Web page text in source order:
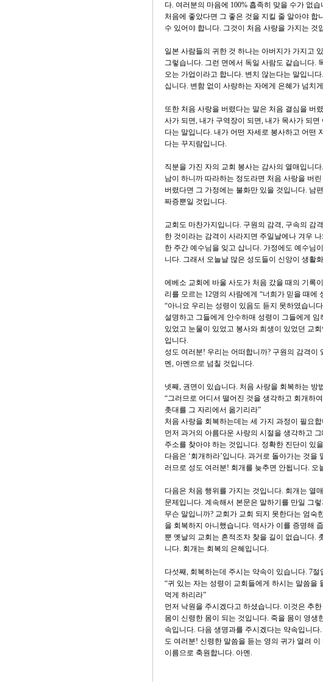
다. 여러분의 마음에 100% 흡족히 맞을 수가 없
처음에 좋았다면 그 좋은 것을 지킬 줄 알아야 합
수 있어야 합니다. 그것이 처음 사랑을 가지는 것
일본 사람들의 귀한 것 하나는 아버지가 가지고
그렇습니다. 그런 면에서 독일 사람도 같습니다.
오는 가업이라고 합니다. 변치 않는다는 말입니
십니다. 변함 없이 사랑하는 자에게 은혜가 넘치
또한 처음 사랑을 버렸다는 말은 처음 결심을 버
사가 되면, 내가 구역장이 되면, 내가 목사가 되
다는 말입니다. 내가 어떤 자세로 봉사하고 어떤
다는 꾸지람입니다.
직분을 가진 자의 교회 봉사는 감사의 열매입니
남이 하니까 따라하는 정도라면 처음 사랑을 버
버렸다면 그 가정에는 불화만 있을 것입니다. 남
짜증뿐일 것입니다.
교회도 마찬가지입니다. 구원의 감격, 구속의 감
한 것이라는 감격이 사라지면 주일날에나 겨우
한 주간 예수님을 잊고 삽니다. 가정에도 예수님
니다. 그래서 오늘날 많은 성도들이 신앙이 생활
에베소 교회에 바울 사도가 처음 갔을 때의 기록
리를 모르는 12명의 사람에게 “너희가 믿을 때에
“아니요 우리는 성령이 있음도 듣지 못하였습니
설명하고 그들에게 안수하매 성령이 그들에게
있었고 눈물이 있었고 봉사와 희생이 있었던 교
입니다.
성도 여러분! 우리는 어떠합니까? 구원의 감격이
멘, 아멘으로 넘칠 것입니다.
넷째, 권면이 있습니다. 처음 사랑을 회복하는 방
“그러므로 어디서 떨어진 것을 생각하고 회개하
촛대를 그 자리에서 옮기리라”
처음 사랑을 회복하는데는 세 가지 과정이 필
먼저 과거의 아름다운 사랑의 시절을 생각하고
주소를 찾아야 하는 것입니다. 정확한 진단이 있
다음은 ‘회개하라’입니다. 과거로 돌아가는 것
러므로 성도 여러분! 회개를 늦추면 안됩니다.
다음은 처음 행위를 가지는 것입니다. 회개는 열
문제입니다. 계속해서 본문은 말하기를 만일 그
무슨 말입니까? 교회가 교회 되지 못한다는 엄
을 회복하지 아니했습니다. 역사가 이를 증명해
뿐 옛날의 교회는 흔적조차 찾을 길이 없습니다.
니다. 회개는 회복의 은혜입니다.
다섯째, 회복하는데 주시는 약속이 있습니다. 7절
“귀 있는 자는 성령이 교회들에게 하시는 말씀을
먹게 하리라”
먼저 낙원을 주시겠다고 하셨습니다. 이것은 추
몸이 신령한 몸이 되는 것입니다. 죽을 몸이 영
속입니다. 다음 생명과를 주시겠다는 약속입니
도 여러분! 신령한 말씀을 듣는 영의 귀가 열려
이름으로 축원합니다. 아멘.